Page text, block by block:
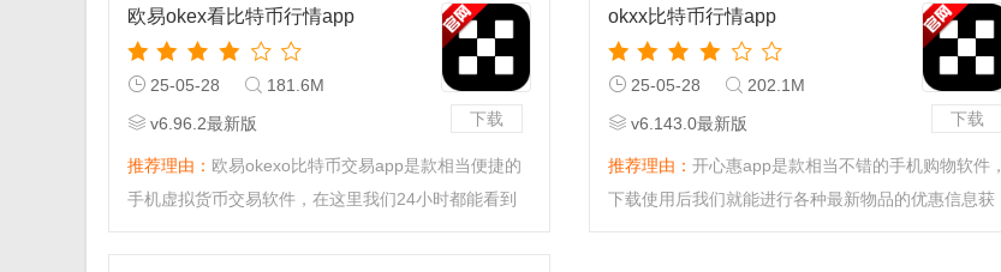
来下载体验吧！
下载
欧易okex看比特币行情app
25-05-28
181.6M
v6.96.2最新版
推荐理由： 欧易okexo比特币交易app是款相当便捷的
手机虚拟货币交易软件，在这里我们24小时都能看到
下载
okxx比特币行情app
25-05-28
202.1M
v6.143.0最新版
推荐理由： 开心惠app是款相当不错的手机购物软件，
下载使用后我们就能进行各种最新物品的优惠信息获